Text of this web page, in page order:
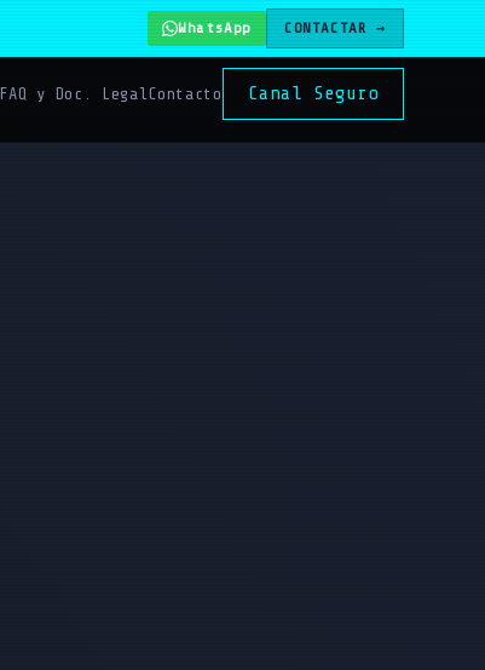
WhatsApp CONTACTAR →
FAQ y Doc. LegalContacto Canal Seguro